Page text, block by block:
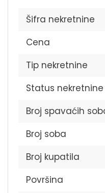
Šifra nekretnine
Cena
Tip nekretnine
Status nekretnine
Broj spavaćih
Broj soba
Broj kupatila
Površina